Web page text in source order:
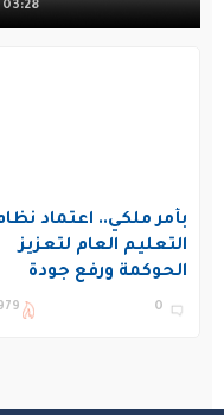
03:28 مساءً, 29 Jul 2026
بأمر ملكي.. اعتماد
التعليم العام لتعزيز
الحوكمة ورفع جودة
التعليم في المملكة
0